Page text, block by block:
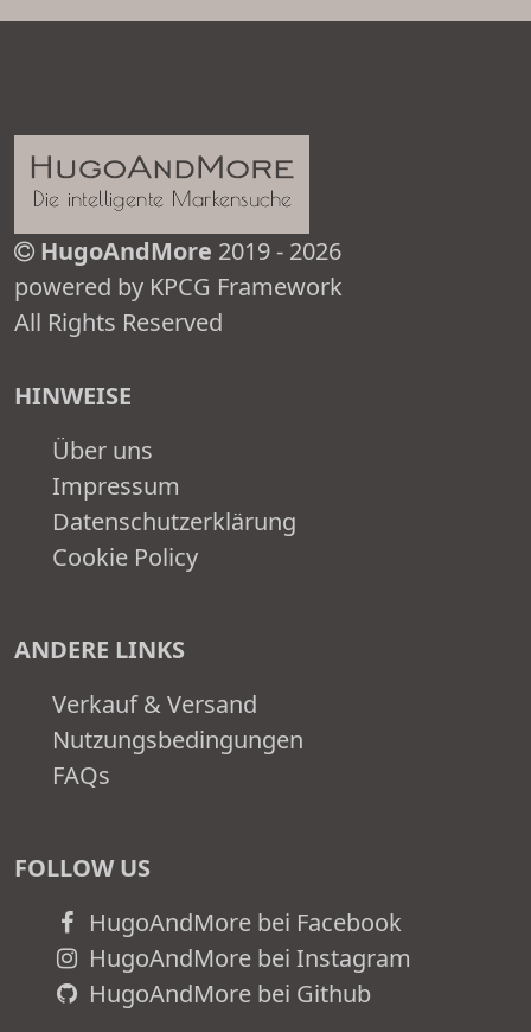
HugoAndMore 2019 - 2026
powered by KPCG Framework
All Rights Reserved
HINWEISE
Über uns
Impressum
Datenschutzerklärung
Cookie Policy
ANDERE LINKS
Verkauf & Versand
Nutzungsbedingungen
FAQs
FOLLOW US
HugoAndMore bei Facebook
HugoAndMore bei Instagram
HugoAndMore bei Github